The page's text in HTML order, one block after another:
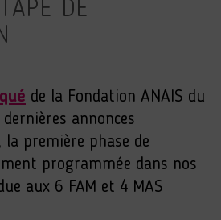
DE
de la Fondation ANAIS du
annonces
la première phase de
programmée dans nos
aux 6 FAM et 4 MAS